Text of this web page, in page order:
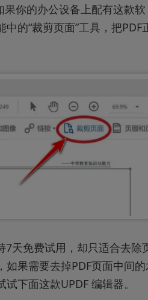
果你的办公设备上配有这款软
的“裁剪页面”工具，把PDF
天免费试用，却只适合去除
如果需要去掉PDF页面中间
下面这款UPDF 编辑器。